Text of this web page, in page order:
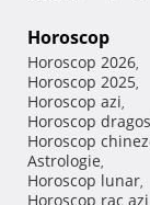
Horoscop
Horoscop 2026,
Horoscop 2025,
Horoscop azi,
Horoscop
Horoscop
Astrologie,
Horoscop lunar,
Horoscop rac azi